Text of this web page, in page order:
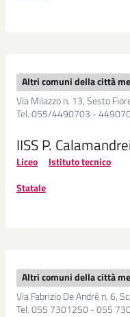
Altri comuni della città
Via Milazzo n. 13, Sesto
Tel. 055/4490703 -
IISS P. Calamandrei
Liceo
Istituto tecnico
Statale
Altri comuni della città
Via Fabrizio De André n. 6,
Tel. 055 7301250 - 055